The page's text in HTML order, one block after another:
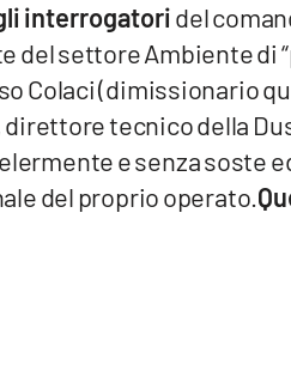
interrogatoridel
del settore Ambiente di
Colaci (dimissionario
tecnico della
e senza soste
del proprio operato.